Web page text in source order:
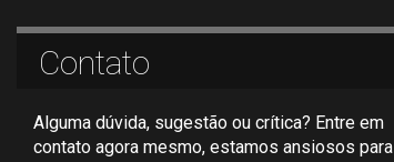
Contato
Alguma dúvida, sugestão ou crítica? Entre em
contato agora mesmo, estamos ansiosos para